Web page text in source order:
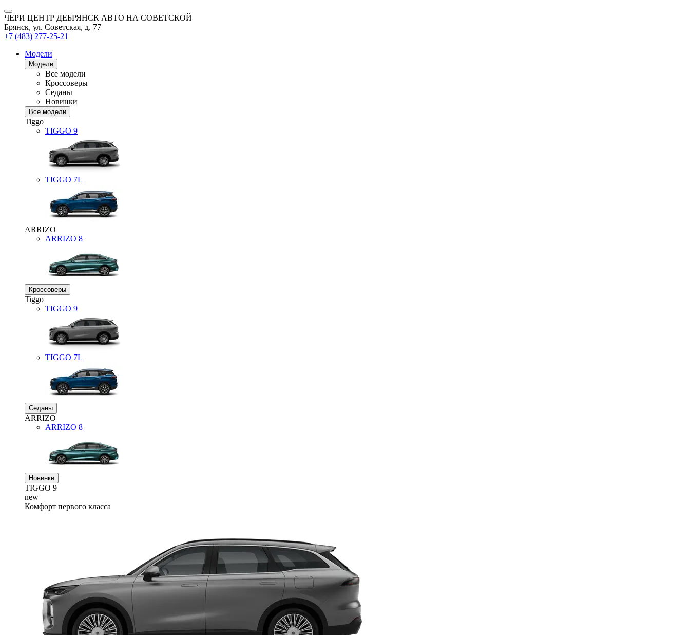
ЧЕРИ ЦЕНТР ДЕБРЯНСК АВТО НА СОВЕТСКОЙ
Брянск, ул. Советская, д. 77
+7 (483) 277-25-21
Модели
Модели
Все модели
Кроссоверы
Седаны
Новинки
Все модели
Tiggo
TIGGO 9
TIGGO 7L
ARRIZO
ARRIZO 8
Кроссоверы
Tiggo
TIGGO 9
TIGGO 7L
Седаны
ARRIZO
ARRIZO 8
Новинки
TIGGO 9
new
Комфорт первого класса